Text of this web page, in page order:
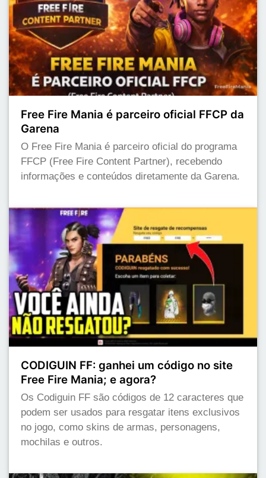
Free Fire Mania é parceiro oficial FFCP da
Garena
O Free Fire Mania é parceiro oficial do programa
FFCP (Free Fire Content Partner), recebendo
informações e conteúdos diretamente da Garena.
CODIGUIN FF: ganhei um código no site
Free Fire Mania; e agora?
Os Codiguin FF são códigos de 12 caracteres que
podem ser usados para resgatar itens exclusivos
no jogo, como skins de armas, personagens,
mochilas e outros.